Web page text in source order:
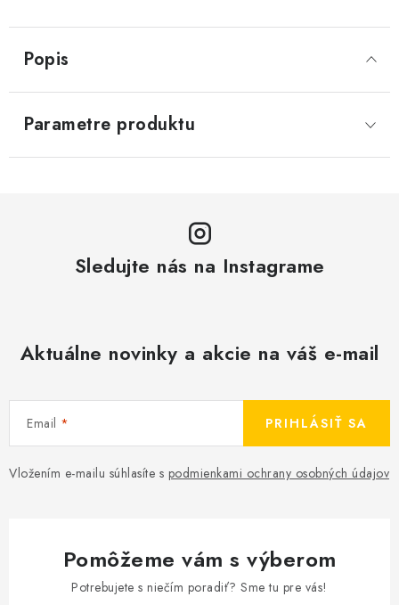
Popis
Parametre produktu
Sledujte nás na Instagrame
Aktuálne novinky a akcie na váš e-mail
Email
Vložením e-mailu súhlasíte s podmienkami ochrany osobných údajov
PRIHLÁSIŤ SA
Pomôžeme vám s výberom
Potrebujete s niečím poradiť? Sme tu pre vás!